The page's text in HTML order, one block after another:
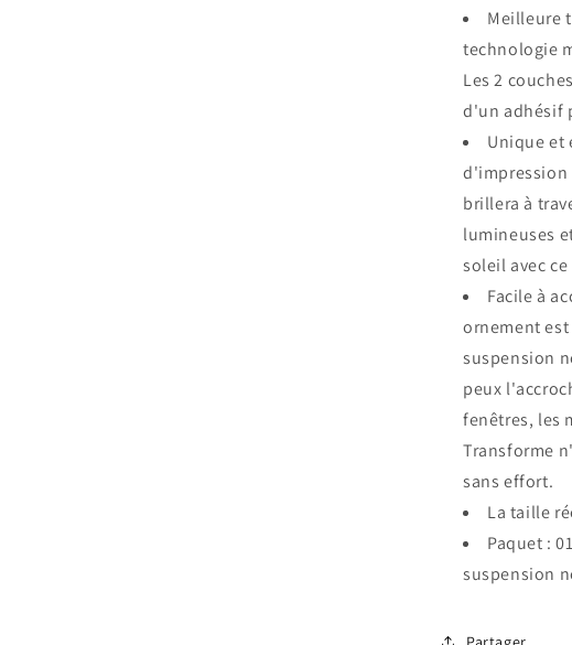
Meilleure
technologie
Les 2
d'un adhésif
Unique et
d'impression
brillera à
lumineuses
soleil avec
Facile à
ornement
suspension
peux
fenêtres, les
Transforme
sans effort.
La taille
Paquet :
suspension